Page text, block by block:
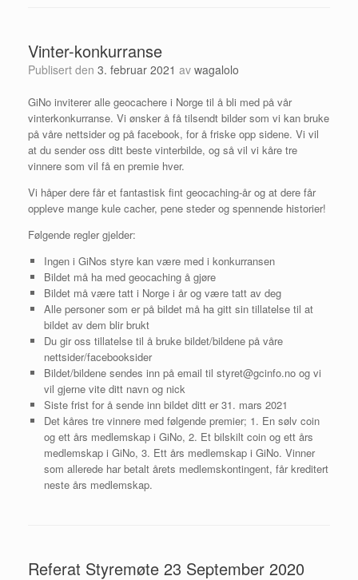
Vinter-konkurranse
Publisert den 3. februar 2021 av wagalolo
GiNo inviterer alle geocachere i Norge til å bli med på vår
vinterkonkurranse. Vi ønsker å få tilsendt bilder som vi kan bruke
på våre nettsider og på facebook, for å friske opp sidene. Vi vil
at du sender oss ditt beste vinterbilde, og så vil vi kåre tre
vinnere som vil få en premie hver.
Vi håper dere får et fantastisk fint geocaching-år og at dere får
oppleve mange kule cacher, pene steder og spennende historier!
Følgende regler gjelder:
Ingen i GiNos styre kan være med i konkurransen
Bildet må ha med geocaching å gjøre
Bildet må være tatt i Norge i år og være tatt av deg
Alle personer som er på bildet må ha gitt sin tillatelse til at
bildet av dem blir brukt
Du gir oss tillatelse til å bruke bildet/bildene på våre
nettsider/facebooksider
Bildet/bildene sendes inn på email til styret@gcinfo.no og vi
vil gjerne vite ditt navn og nick
Siste frist for å sende inn bildet ditt er 31. mars 2021
Det kåres tre vinnere med følgende premier; 1. En sølv coin
og ett års medlemskap i GiNo, 2. Et bilskilt coin og ett års
medlemskap i GiNo, 3. Ett års medlemskap i GiNo. Vinner
som allerede har betalt årets medlemskontingent, får kreditert
neste års medlemskap.
Referat Styremøte 23 September 2020